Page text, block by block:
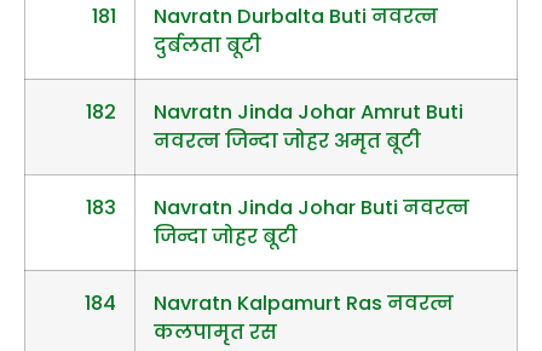
181
Navratn Durbalta Buti नवरत्न
दुर्बलता बूटी
182
Navratn Jinda Johar Amrut Buti
नवरत्न जिन्दा जोहर अमृत बूटी
183
Navratn Jinda Johar Buti नवरत्न
जिन्दा जोहर बूटी
184
Navratn Kalpamurt Ras नवरत्न
कलपामृत रस